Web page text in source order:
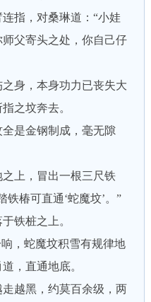
指，对桑琳道：“小娃
父寄头之处，你自己仔
身，本身功力已丧失大
之坟奔去。
是金钢制成，毫无隙
上，冒出一根三尺铁
椿可直通‘蛇魔坟’。”
铁桩之上。
，蛇魔坟积雪有规律地
，直通地底。
越黑，约莫百余级，两